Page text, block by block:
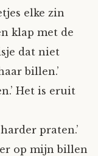
elke zin
klap met de
dat niet
billen.’
Het is eruit
praten.’
op mijn billen